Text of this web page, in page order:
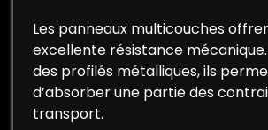
Les panneaux multicouches
excellente résistance
des profilés métalliques, ils
d’absorber une partie des
transport.